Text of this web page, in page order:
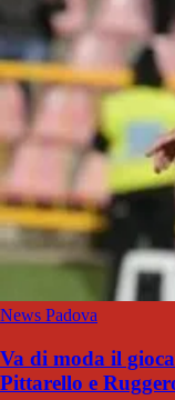
News Padova
Va di moda il
Pittarello e